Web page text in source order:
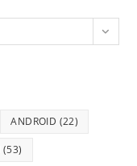
ANDROID (22)
(53)